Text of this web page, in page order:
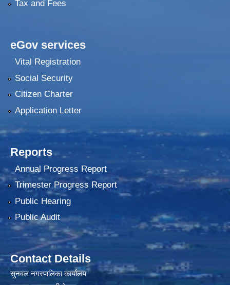
Tax and Fees
eGov services
Vital Registration
Social Security
Citizen Charter
Application Letter
Reports
Annual Progress Report
Trimester Progress Report
Public Hearing
Public Audit
Contact Details
सुनवल नगरपालिका कार्यालय